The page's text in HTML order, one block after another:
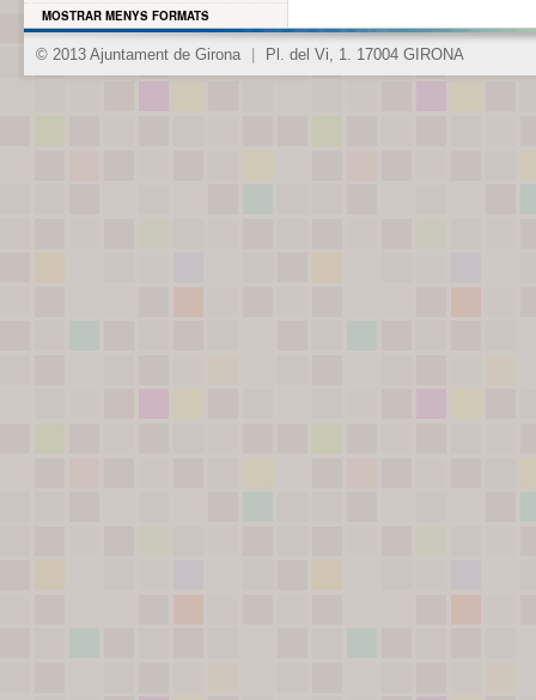
MOSTRAR MENYS FORMATS
© 2013 Ajuntament de Girona Pl. del Vi, 1. 17004 GIRONA